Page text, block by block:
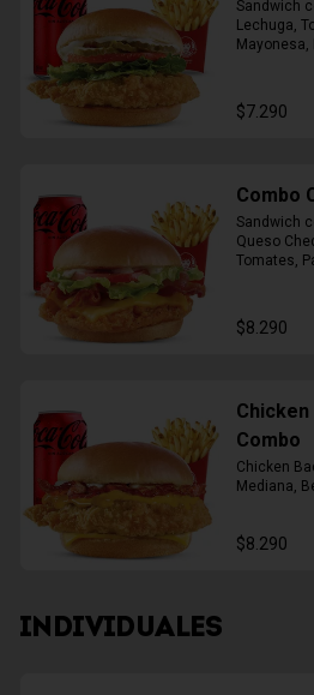
Sandwich
Lechuga,
Mayonesa,
$7.290
Combo
Sandwich
Queso
Tomates,
$8.290
Chicken
Combo
Chicken
Mediana,
$8.290
INDIVIDUALES